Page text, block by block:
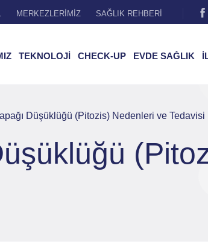
MERKEZLERİMİZ SAĞLIK REHBERİ
TEKNOLOJİ CHECK-UP EVDE SAĞLIK
Düşüklüğü (Pitozis) Nedenleri ve Tedavisi